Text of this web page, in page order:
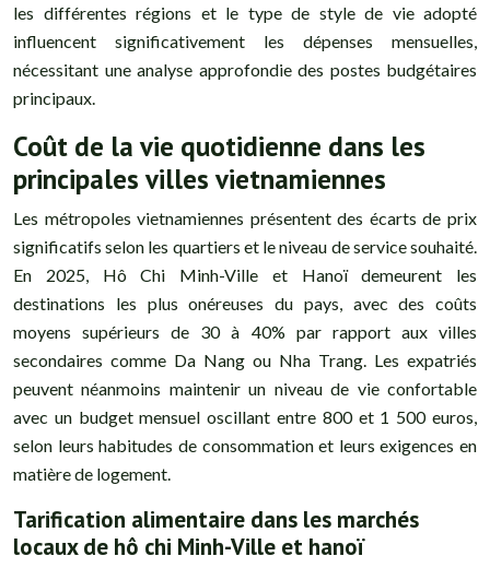
les différentes régions et le type de style de vie adopté
influencent significativement les dépenses mensuelles,
nécessitant une analyse approfondie des postes budgétaires
principaux.
Coût de la vie quotidienne dans les
principales villes vietnamiennes
Les métropoles vietnamiennes présentent des écarts de prix
significatifs selon les quartiers et le niveau de service souhaité.
En 2025, Hô Chi Minh-Ville et Hanoï demeurent les
destinations les plus onéreuses du pays, avec des coûts
moyens supérieurs de 30 à 40% par rapport aux villes
secondaires comme Da Nang ou Nha Trang. Les expatriés
peuvent néanmoins maintenir un niveau de vie confortable
avec un budget mensuel oscillant entre 800 et 1 500 euros,
selon leurs habitudes de consommation et leurs exigences en
matière de logement.
Tarification alimentaire dans les marchés
locaux de hô chi Minh-Ville et hanoï